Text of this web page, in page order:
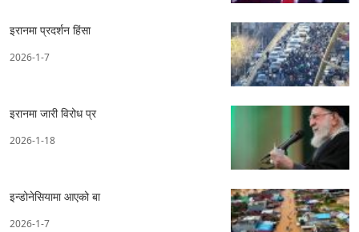
इरानमा प्रदर्शन हिंसा
2026-1-7
इरानमा जारी विरोध प्र
2026-1-18
इन्डोनेसियामा आएको बा
2026-1-7